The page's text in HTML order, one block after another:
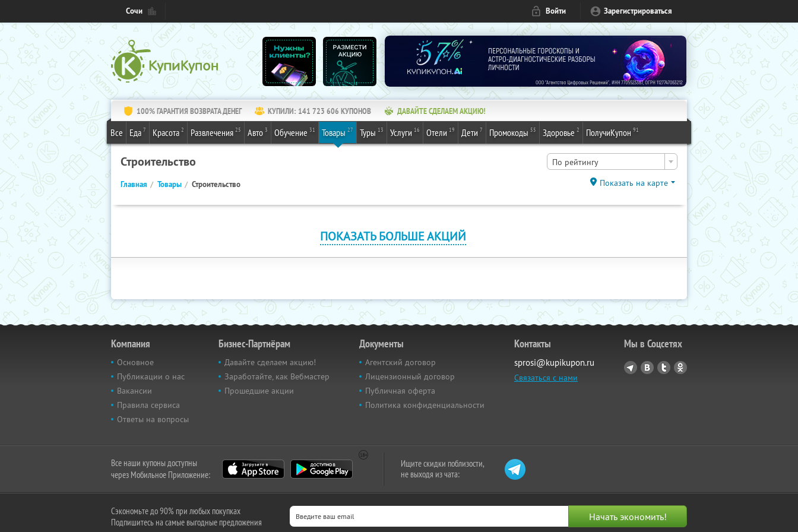
Сочи Войти Зарегистрироваться
100% ГАРАНТИЯ ВОЗВРАТА ДЕНЕГ КУПИЛИ: 141 723 606 КУПОНОВ ДАВАЙТЕ СДЕЛАЕМ АКЦИЮ!
Все Еда 7 Красота 2 Развлечения 25 Авто 3 Обучение 31 Товары 27 Туры 13 Услуги 16 Отели 19 Дети 7 Промокоды 55 Здоровье 2 ПолучиКупон 91
Строительство По рейтингу
Главная Товары Строительство Показать на карте
ПОКАЗАТЬ БОЛЬШЕ АКЦИЙ
Компания
Основное
Публикации о нас
Вакансии
Правила сервиса
Ответы на вопросы
Бизнес-Партнёрам
Давайте сделаем акцию!
Заработайте, как Вебмастер
Прошедшие акции
Документы
Агентский договор
Лицензионный договор
Публичная оферта
Политика конфиденциальности
Контакты
sprosi@kupikupon.ru
Связаться с нами
Мы в Соцсетях
Все наши купоны доступны
через Мобильное Приложение:
Ищите скидки поблизости,
не выходя из чата:
Сэкономьте до 90% при любых покупках
Подпишитесь на самые выгодные предложения